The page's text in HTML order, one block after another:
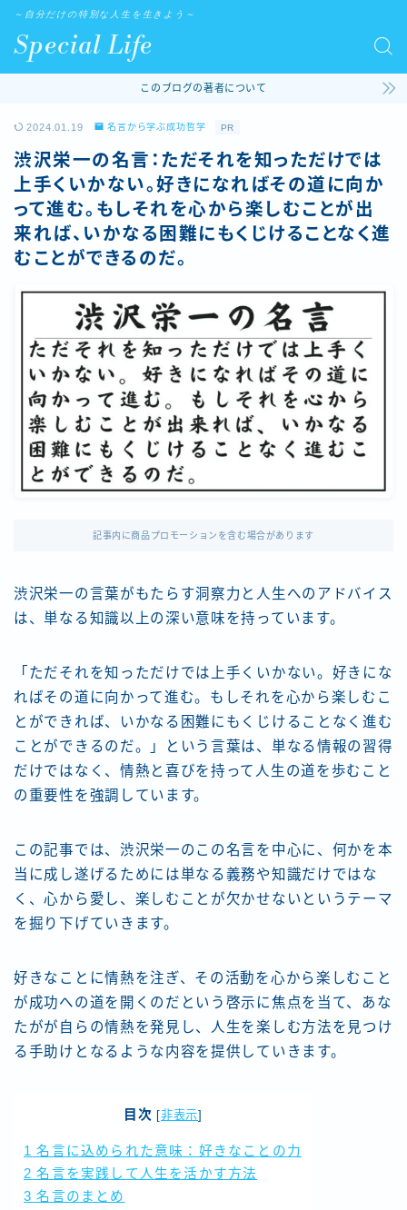
Special Life
～自分だけの特別な人生を生きよう～
このブログの著者について
2024.01.19 名言から学ぶ成功哲学 PR
渋沢栄一の名言：ただそれを知っただけでは
上手くいかない。好きになればその道に向か
って進む。もしそれを心から楽しむことが出
来れば、いかなる困難にもくじけることなく進
むことができるのだ。
記事内に商品プロモーションを含む場合があります
渋沢栄一の言葉がもたらす洞察力と人生へのアドバイス
は、単なる知識以上の深い意味を持っています。
「ただそれを知っただけでは上手くいかない。好きにな
ればその道に向かって進む。もしそれを心から楽しむこ
とができれば、いかなる困難にもくじけることなく進む
ことができるのだ。」という言葉は、単なる情報の習得
だけではなく、情熱と喜びを持って人生の道を歩むこと
の重要性を強調しています。
この記事では、渋沢栄一のこの名言を中心に、何かを本
当に成し遂げるためには単なる義務や知識だけではな
く、心から愛し、楽しむことが欠かせないというテーマ
を掘り下げていきます。
好きなことに情熱を注ぎ、その活動を心から楽しむこと
が成功への道を開くのだという啓示に焦点を当て、あな
たがが自らの情熱を発見し、人生を楽しむ方法を見つけ
る手助けとなるような内容を提供していきます。
目次 [非表示]
1 名言に込められた意味：好きなことの力
2 名言を実践して人生を活かす方法
3 名言のまとめ